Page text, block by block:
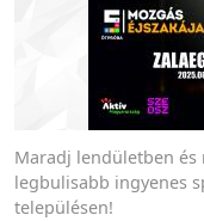
Maradj lendületben és
legbulisabb ingyenes
településen!